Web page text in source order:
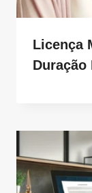
Licença
Duração